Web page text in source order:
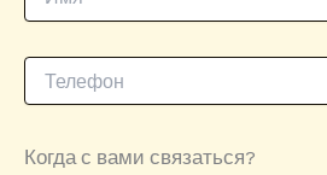
Когда с вами связаться?